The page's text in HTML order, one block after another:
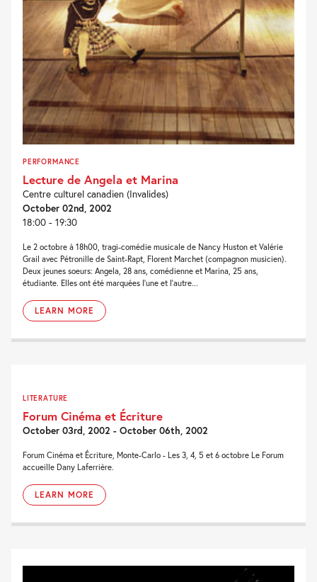
PERFORMANCE
Lecture de Angela et Marina
Centre culturel canadien (Invalides)
October 02nd, 2002
18:00 - 19:30
Le 2 octobre à 18h00, tragi-comédie musicale de Nancy Huston et Valérie
Grail avec Pétronille de Saint-Rapt, Florent Marchet (compagnon musicien).
Deux jeunes soeurs: Angela, 28 ans, comédienne et Marina, 25 ans,
étudiante. Elles ont été marquées l'une et l'autre...
LEARN MORE
LITERATURE
Forum Cinéma et Écriture
October 03rd, 2002 - October 06th, 2002
Forum Cinéma et Écriture, Monte-Carlo - Les 3, 4, 5 et 6 octobre Le Forum
accueille Dany Laferrière.
LEARN MORE